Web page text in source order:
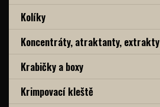
Kolíky
Koncentráty, atraktanty, extrakty
Krabičky a boxy
Krimpovací kleště